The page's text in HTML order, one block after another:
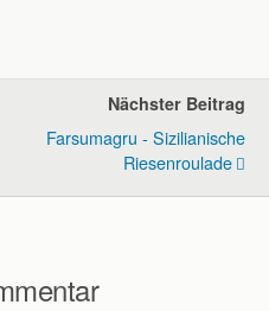
Nächster Beitrag
Farsumagru - Sizilianische
Riesenroulade